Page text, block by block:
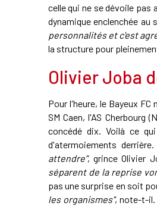
celle qui ne se dévoile pas
dynamique enclenchée au
personnalités et c'est
la structure pour
Olivier Joba
Pour l'heure, le Bayeux
SM Caen, l'AS Cherbourg
concédé dix. Voilà ce
d'atermoiements derrière.
attendre", grince Olivier
séparent de la reprise
pas une surprise en soit
les organismes", note-t-il.